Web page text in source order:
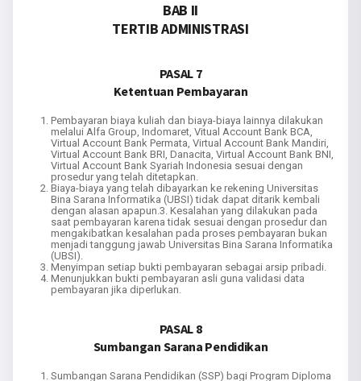
BAB II
TERTIB ADMINISTRASI
PASAL 7
Ketentuan Pembayaran
Pembayaran biaya kuliah dan biaya-biaya lainnya dilakukan
melalui Alfa Group, Indomaret, Vitual Account Bank BCA,
Virtual Account Bank Permata, Virtual Account Bank Mandiri,
Virtual Account Bank BRI, Danacita, Virtual Account Bank BNI,
Virtual Account Bank Syariah Indonesia sesuai dengan
prosedur yang telah ditetapkan.
Biaya-biaya yang telah dibayarkan ke rekening Universitas
Bina Sarana Informatika (UBSI) tidak dapat ditarik kembali
dengan alasan apapun.3. Kesalahan yang dilakukan pada
saat pembayaran karena tidak sesuai dengan prosedur dan
mengakibatkan kesalahan pada proses pembayaran bukan
menjadi tanggung jawab Universitas Bina Sarana Informatika
(UBSI).
Menyimpan setiap bukti pembayaran sebagai arsip pribadi.
Menunjukkan bukti pembayaran asli guna validasi data
pembayaran jika diperlukan.
PASAL 8
Sumbangan Sarana Pendidikan
Sumbangan Sarana Pendidikan (SSP) bagi Program Diploma